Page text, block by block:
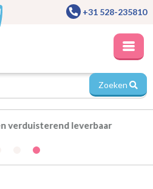
+31 528-235810
Zoeken
verduisterend leverbaar